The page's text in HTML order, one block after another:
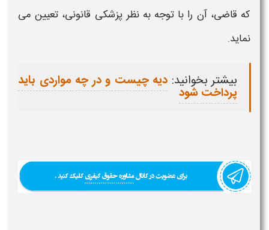
که قاضی، آن را با توجه به نظر پزشکی قانونی، تعیین می
نماید.
بیشتر بخوانید: دیه چیست و در چه مواردی باید
پرداخت شود